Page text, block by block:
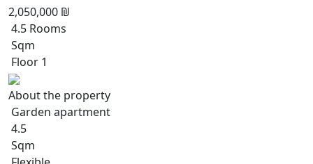
2,050,000 ₪
4.5 Rooms
Sqm
Floor 1
About the property
Garden apartment
4.5
Sqm